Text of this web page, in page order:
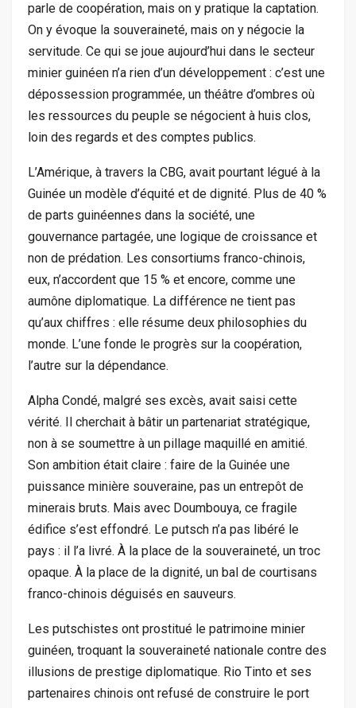
parle de coopération, mais on y pratique la captation.
On y évoque la souveraineté, mais on y négocie la
servitude. Ce qui se joue aujourd’hui dans le secteur
minier guinéen n’a rien d’un développement : c’est une
dépossession programmée, un théâtre d’ombres où
les ressources du peuple se négocient à huis clos,
loin des regards et des comptes publics.
L’Amérique, à travers la CBG, avait pourtant légué à la
Guinée un modèle d’équité et de dignité. Plus de 40 %
de parts guinéennes dans la société, une
gouvernance partagée, une logique de croissance et
non de prédation. Les consortiums franco-chinois,
eux, n’accordent que 15 % et encore, comme une
aumône diplomatique. La différence ne tient pas
qu’aux chiffres : elle résume deux philosophies du
monde. L’une fonde le progrès sur la coopération,
l’autre sur la dépendance.
Alpha Condé, malgré ses excès, avait saisi cette
vérité. Il cherchait à bâtir un partenariat stratégique,
non à se soumettre à un pillage maquillé en amitié.
Son ambition était claire : faire de la Guinée une
puissance minière souveraine, pas un entrepôt de
minerais bruts. Mais avec Doumbouya, ce fragile
édifice s’est effondré. Le putsch n’a pas libéré le
pays : il l’a livré. À la place de la souveraineté, un troc
opaque. À la place de la dignité, un bal de courtisans
franco-chinois déguisés en sauveurs.
Les putschistes ont prostitué le patrimoine minier
guinéen, troquant la souveraineté nationale contre des
illusions de prestige diplomatique. Rio Tinto et ses
partenaires chinois ont refusé de construire le port